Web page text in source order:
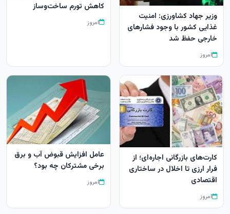
وزیر جهاد کشاورزی: امنیت
غذایی کشور با وجود فشارهای
خارجی حفظ شد
امروز
کاهش تورم ساخت‌وساز
امروز
کارت‌های بازرگانی اجاره‌ای؛ از
فرار ارزی تا اخلال در ساختاری
اقتصادی
امروز
عامل افزایش قبوض آب و برق
برخی مشترکان چه بود؟
امروز